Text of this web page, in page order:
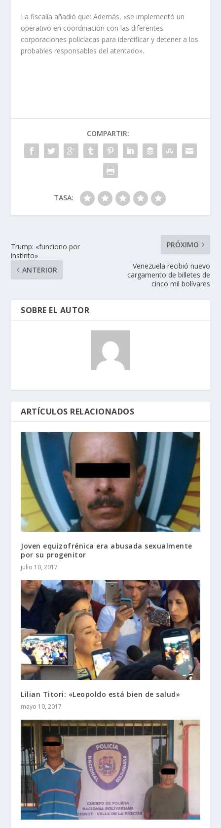
La fiscalía añadió que: Además, «se implementó un
operativo en coordinación con las diferentes
corporaciones policíacas para identificar y detener a los
probables responsables del atentado».
COMPARTIR:
TASA:
Trump: «funciono por
instinto»
ANTERIOR
PRÓXIMO
Venezuela recibió nuevo
cargamento de billetes de
cinco mil bolívares
SOBRE EL AUTOR
ARTÍCULOS RELACIONADOS
Joven equizofrénica era abusada sexualmente
por su progenitor
julio 10, 2017
Lilian Titori: «Leopoldo está bien de salud»
mayo 10, 2017